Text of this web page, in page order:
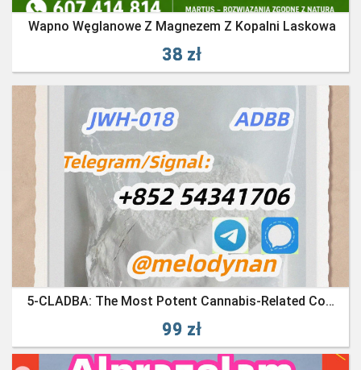
Wapno Węglanowe Z Magnezem Z Kopalni Laskowa
38 zł
5-CLADBA: The Most Potent Cannabis-Related Compound; 5-CL-ADBA Powder
99 zł